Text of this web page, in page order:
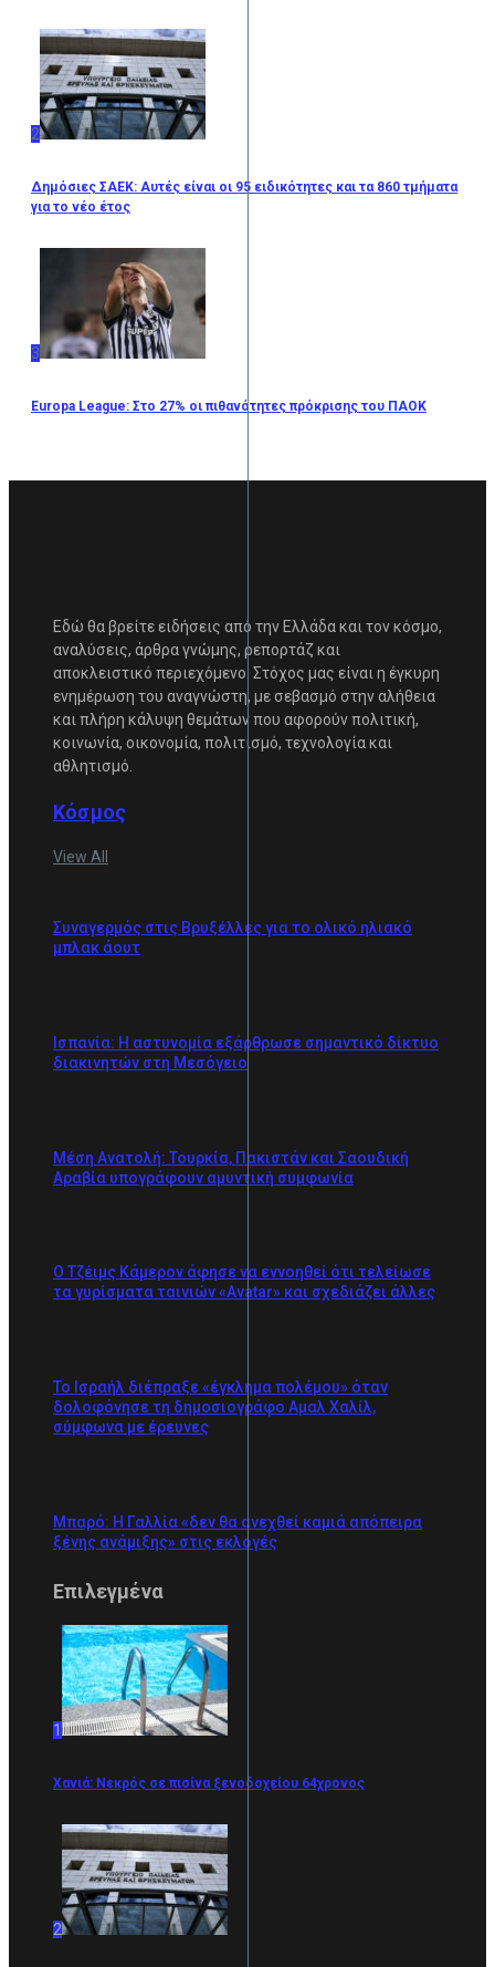
2
Δημόσιες ΣΑΕΚ: Αυτές είναι οι 95 ειδικότητες και τα 860 τμήματα
για το νέο έτος
3
Europa League: Στο 27% οι πιθανότητες πρόκρισης του ΠΑΟΚ
Εδώ θα βρείτε ειδήσεις από την Ελλάδα και τον κόσμο,
αναλύσεις, άρθρα γνώμης, ρεπορτάζ και
αποκλειστικό περιεχόμενο. Στόχος μας είναι η έγκυρη
ενημέρωση του αναγνώστη, με σεβασμό στην αλήθεια
και πλήρη κάλυψη θεμάτων που αφορούν πολιτική,
κοινωνία, οικονομία, πολιτισμό, τεχνολογία και
αθλητισμό.
Κόσμος
View All
Συναγερμός στις Βρυξέλλες για το ολικό ηλιακό
μπλακ άουτ
Ισπανία: Η αστυνομία εξάρθρωσε σημαντικό δίκτυο
διακινητών στη Μεσόγειο
Μέση Ανατολή: Τουρκία, Πακιστάν και Σαουδική
Αραβία υπογράφουν αμυντική συμφωνία
Ο Τζέιμς Κάμερον άφησε να εννοηθεί ότι τελείωσε
τα γυρίσματα ταινιών «Avatar» και σχεδιάζει άλλες
Το Ισραήλ διέπραξε «έγκλημα πολέμου» όταν
δολοφόνησε τη δημοσιογράφο Αμαλ Χαλίλ,
σύμφωνα με έρευνες
Μπαρό: Η Γαλλία «δεν θα ανεχθεί καμιά απόπειρα
ξένης ανάμιξης» στις εκλογές
Επιλεγμένα
1
Χανιά: Νεκρός σε πισίνα ξενοδοχείου 64χρονος
2